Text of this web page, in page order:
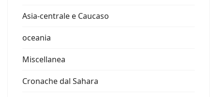
Asia-centrale e Caucaso
oceania
Miscellanea
Cronache dal Sahara